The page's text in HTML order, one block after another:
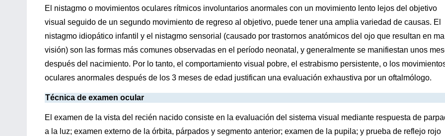
El nistagmo o movimientos oculares rítmicos involuntarios anormales con un movimiento lento lejos del objetivo
visual seguido de un segundo movimiento de regreso al objetivo, puede tener una amplia variedad de causas. El
nistagmo idiopático infantil y el nistagmo sensorial (causado por trastornos anatómicos del ojo que resultan en
visión) son las formas más comunes observadas en el período neonatal, y generalmente se manifiestan unos
después del nacimiento. Por lo tanto, el comportamiento visual pobre, el estrabismo persistente, o los
oculares anormales después de los 3 meses de edad justifican una evaluación exhaustiva por un oftalmólogo.
Técnica de examen ocular
El examen de la vista del recién nacido consiste en la evaluación del sistema visual mediante respuesta de
a la luz; examen externo de la órbita, párpados y segmento anterior; examen de la pupila; y prueba de reflejo rojo